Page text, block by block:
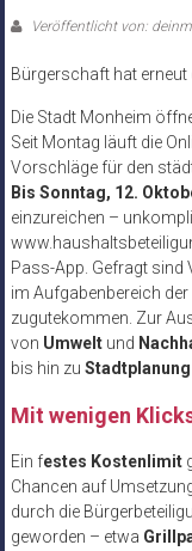
Veröffentlicht von:
Bürgerschaft hat erneut
Die Stadt Monheim
Seit Montag läuft die
Vorschläge für den
Bis Sonntag, 12.
einzureichen –
Pass-App. Gefragt sind
im Aufgabenbereich
zugutekommen. Zur
von Umweltund
bis hin zu Stadtplanung
Mit wenigen
Ein festes Kostenlimit
Chancen auf
durch die
geworden – etwa